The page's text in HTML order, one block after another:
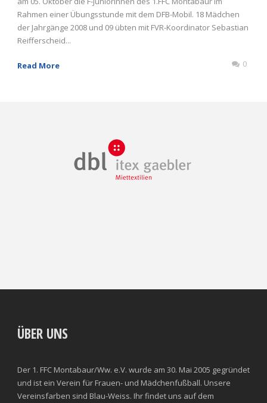
Rahmen einer Übungsstunde mit dem DFB-Mobil. 18 Mädchen
der Jahrgänge 2008 und 09 übten mit FVR-Koordinator Sebastian
Reifferscheid...
Read More 0
ÜBER UNS
Der 1. FFC Montabaur/Ww. e.V. wurde am 30. Mai 2005 gegründet
und ist ein Verein für Frauen- und Mädchenfußball. Unsere
Vereinsfarben sind Blau-Weiss. Ihr findet uns auf dem